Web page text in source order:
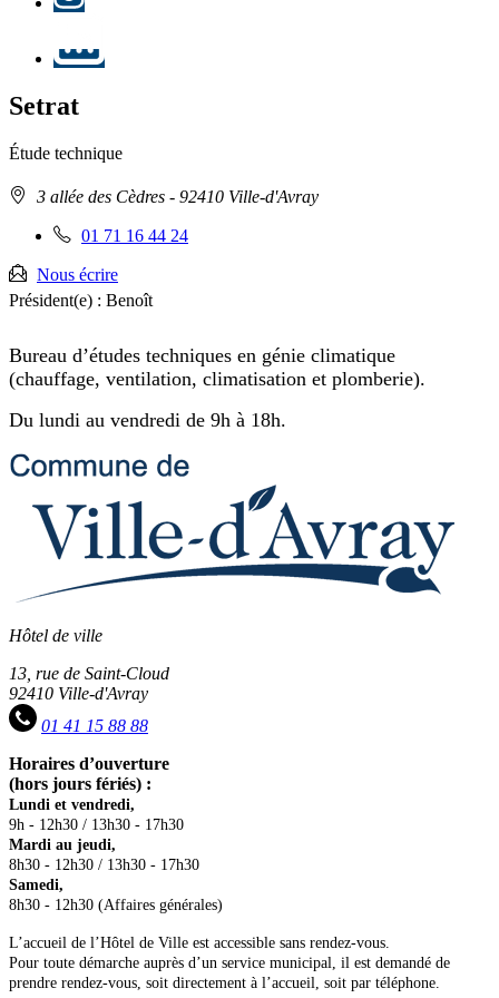
Setrat
Étude technique
Adresse3 allée des Cèdres - 92410 Ville-d'Avray
Téléphone
:
01 71 16 44 24
Nous écrire
Président(e) : Benoît
Bureau d’études techniques en génie climatique
(chauffage, ventilation, climatisation et plomberie).
Du lundi au vendredi de 9h à 18h.
Hôtel de ville
13, rue de Saint-Cloud
92410 Ville-d'Avray
01 41 15 88 88
Horaires d’ouverture
(hors jours fériés) :
Lundi et vendredi,
9h - 12h30 / 13h30 - 17h30
Mardi au jeudi,
8h30 - 12h30 / 13h30 - 17h30
Samedi,
8h30 - 12h30 (Affaires générales)
L’accueil de l’Hôtel de Ville est accessible sans rendez-vous.
Pour toute démarche auprès d’un service municipal, il est demandé de
prendre rendez-vous, soit directement à l’accueil, soit par téléphone.